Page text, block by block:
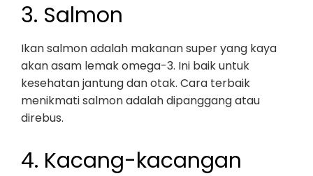
3. Salmon
Ikan salmon adalah makanan super yang kaya
akan asam lemak omega-3. Ini baik untuk
kesehatan jantung dan otak. Cara terbaik
menikmati salmon adalah dipanggang atau
direbus.
4. Kacang-kacangan